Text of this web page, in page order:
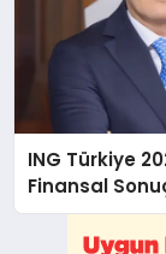
ING Türkiye
Finansal